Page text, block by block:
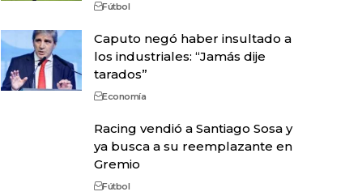
Fútbol
Caputo negó haber insultado a
los industriales: “Jamás dije
tarados”
Economía
Racing vendió a Santiago Sosa y
ya busca a su reemplazante en
Gremio
Fútbol